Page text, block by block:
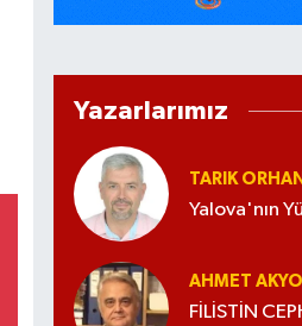
Yazarlarımız
TARIK ORHAN
Yalova'nın
AHMET
FİLİSTİN